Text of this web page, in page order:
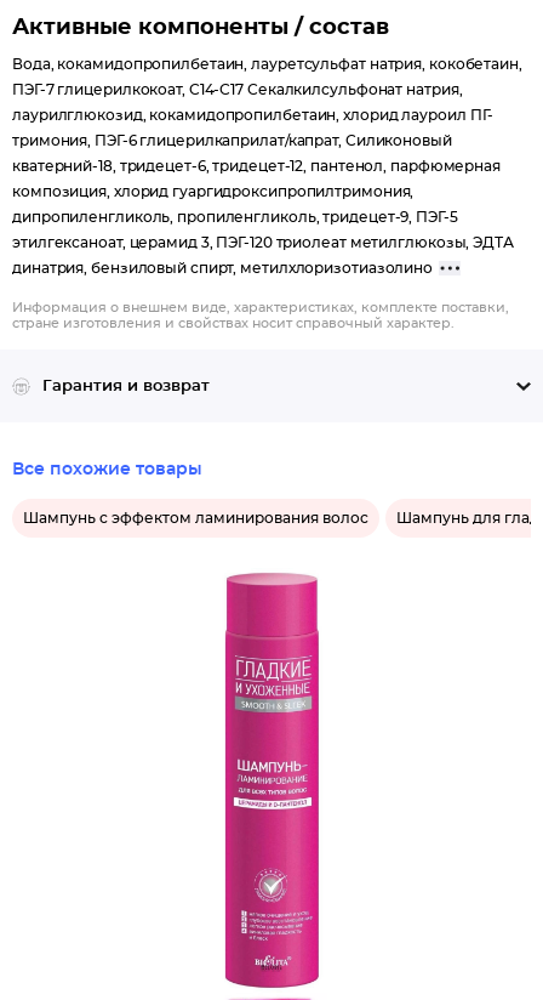
Активные компоненты / состав
Вода, кокамидопропилбетаин, лауретсульфат натрия, кокобетаин,
ПЭГ-7 глицерилкокоат, С14-С17 Секалкилсульфонат натрия,
лаурилглюкозид, кокамидопропилбетаин, хлорид лауроил ПГ-
тримония, ПЭГ-6 глицерилкаприлат/капрат, Силиконовый
кватерний-18, тридецет-6, тридецет-12, пантенол, парфюмерная
композиция, хлорид гуаргидроксипропилтримония,
дипропиленгликоль, пропиленгликоль, тридецет-9, ПЭГ-5
этилгексаноат, церамид 3, ПЭГ-120 триолеат метилглюкозы, ЭДТА
динатрия, бензиловый спирт, метилхлоризотиазолино
Информация о внешнем виде, характеристиках, комплекте поставки,
стране изготовления и свойствах носит справочный характер.
Гарантия и возврат
Все похожие товары
Шампунь с эффектом ламинирования волос Шампунь для